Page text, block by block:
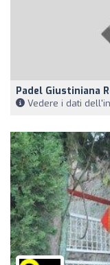
Padel Giustiniana
Vedere i dati